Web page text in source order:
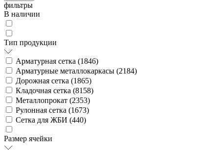
фильтры
В наличии
Тип продукции
Арматурная сетка (1846)
Арматурные металлокаркасы (2184)
Дорожная сетка (1865)
Кладочная сетка (8158)
Металлопрокат (2353)
Рулонная сетка (1673)
Сетка для ЖБИ (440)
Размер ячейки